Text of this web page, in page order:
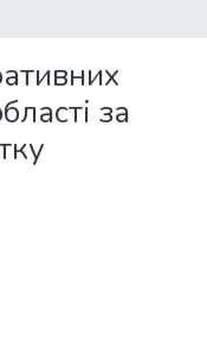
за